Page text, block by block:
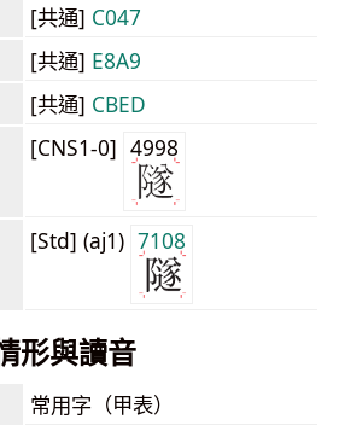
[共通] C047
[共通] E8A9
[共通] CBED
[CNS1-0] 4998
[Std] (aj1) 7108
形與讀音
常用字（甲表）